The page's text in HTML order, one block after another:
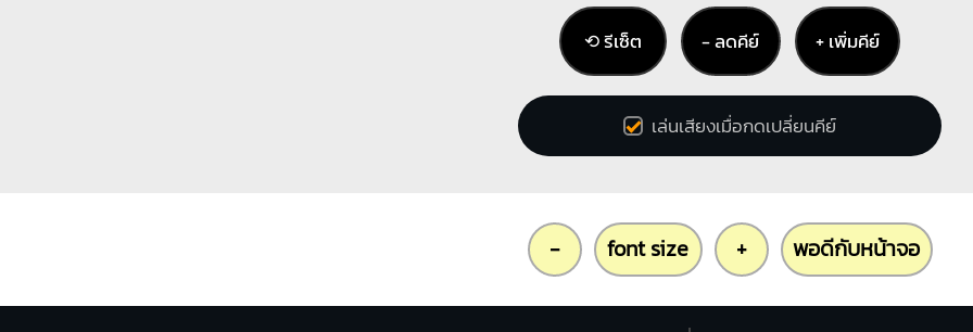
⟲ รีเซ็ต − ลดคีย์ + เพิ่มคีย์
เล่นเสียงเมื่อกดเปลี่ยนคีย์
- font size + พอดีกับหน้าจอ